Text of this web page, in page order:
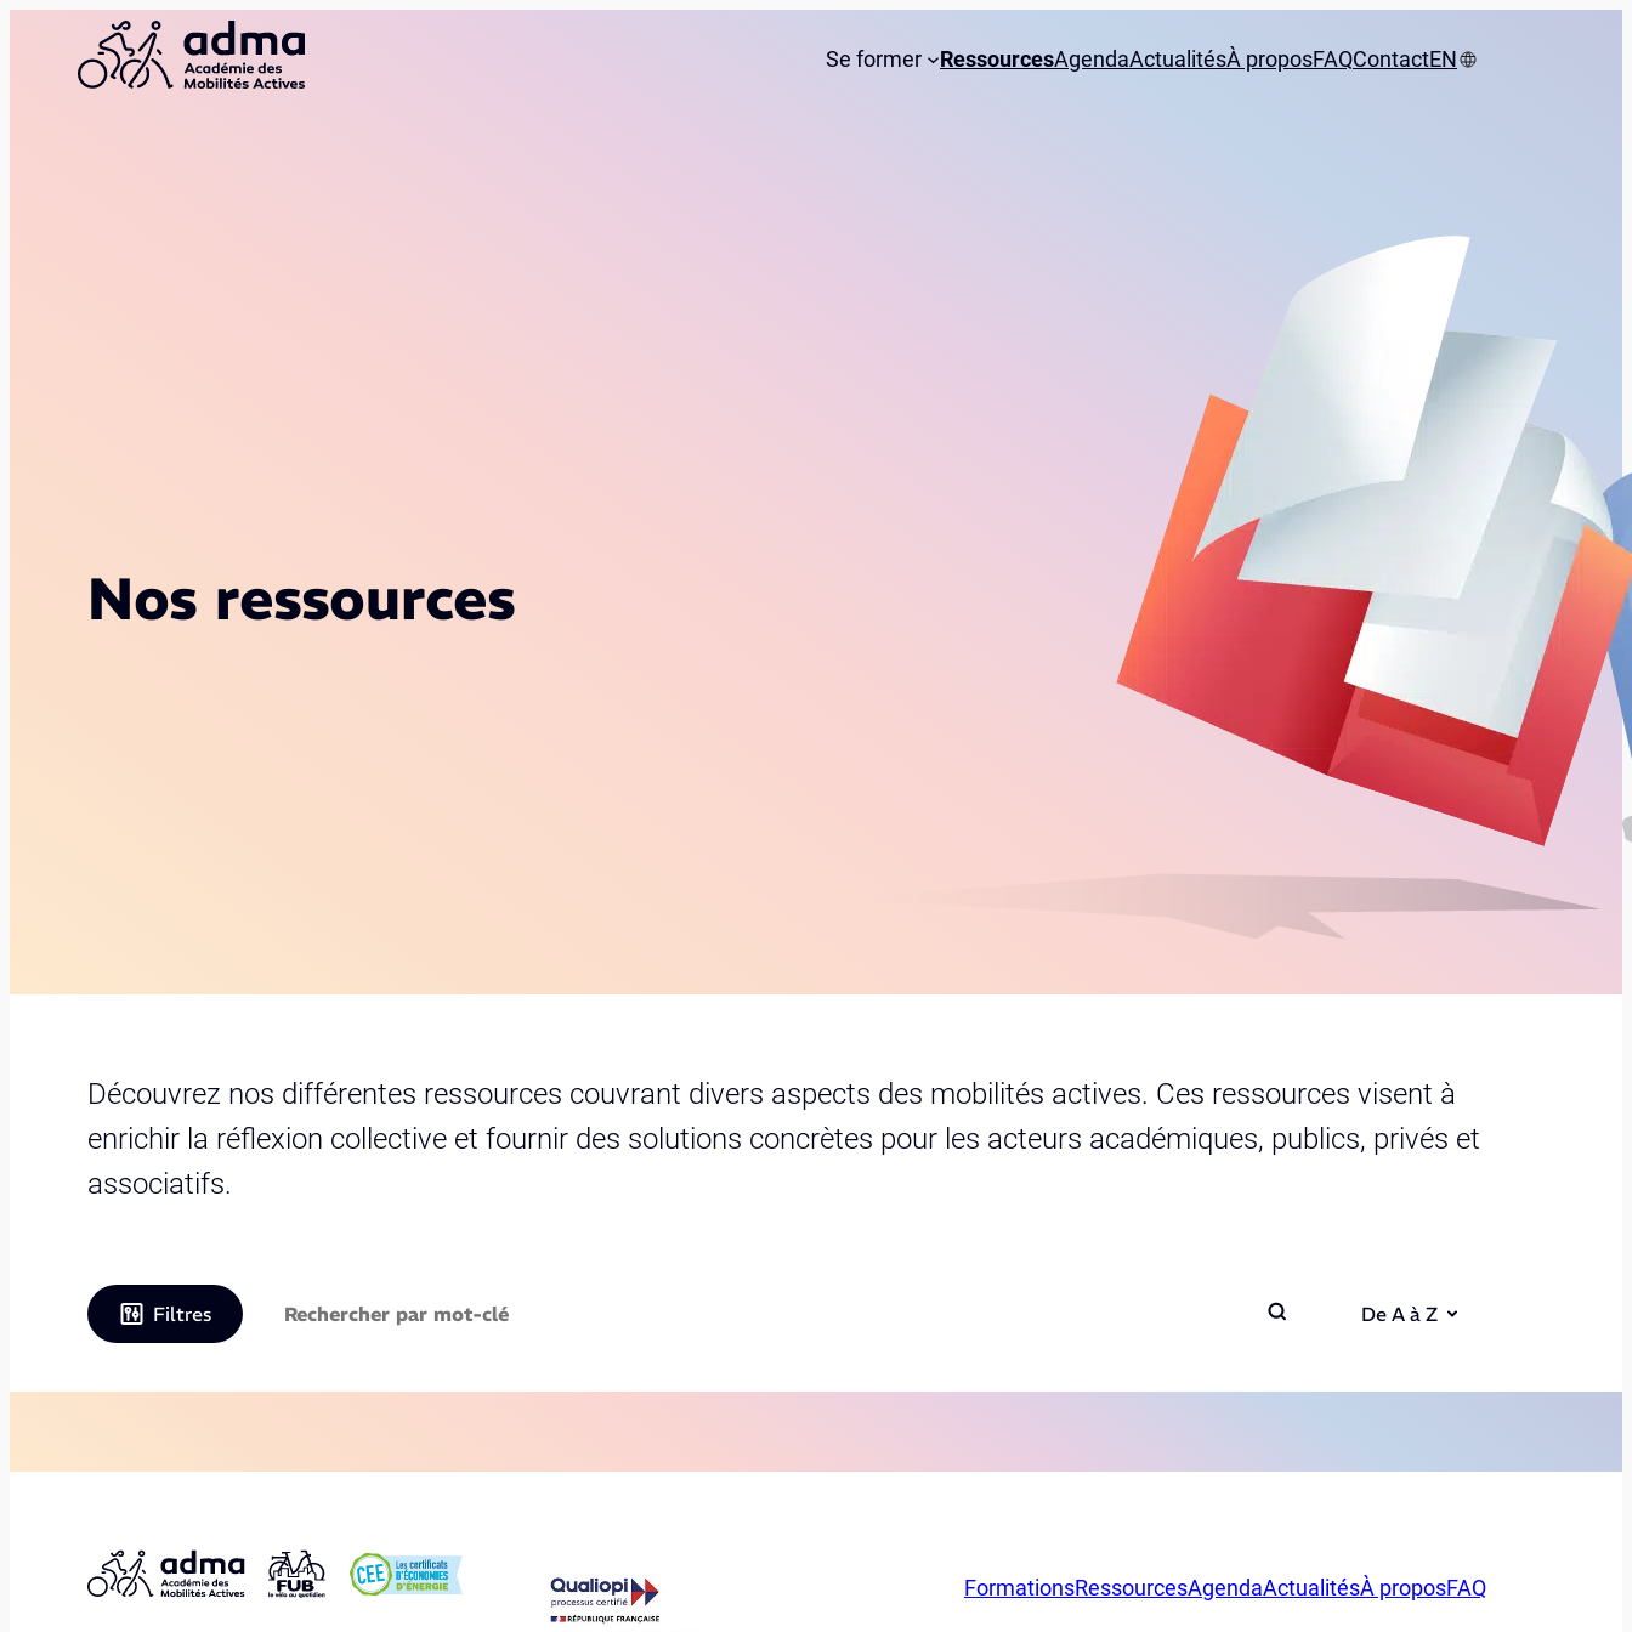
Se former RessourcesAgendaActualitésÀ proposFAQContactEN
Nos ressources
Découvrez nos différentes ressources couvrant divers aspects des mobilités actives. Ces ressources visent à
enrichir la réflexion collective et fournir des solutions concrètes pour les acteurs académiques, publics, privés et
associatifs.
Filtres De A à Z
FormationsRessourcesAgendaActualitésÀ proposFAQ